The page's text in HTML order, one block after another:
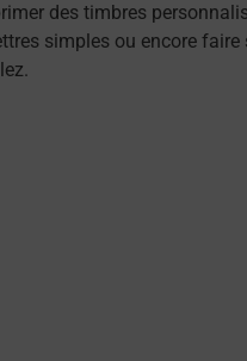
des timbres
simples ou encore faire